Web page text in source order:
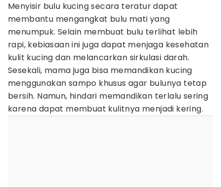
Menyisir bulu kucing secara teratur dapat
membantu mengangkat bulu mati yang
menumpuk. Selain membuat bulu terlihat lebih
rapi, kebiasaan ini juga dapat menjaga kesehatan
kulit kucing dan melancarkan sirkulasi darah.
Sesekali, mama juga bisa memandikan kucing
menggunakan sampo khusus agar bulunya tetap
bersih. Namun, hindari memandikan terlalu sering
karena dapat membuat kulitnya menjadi kering.